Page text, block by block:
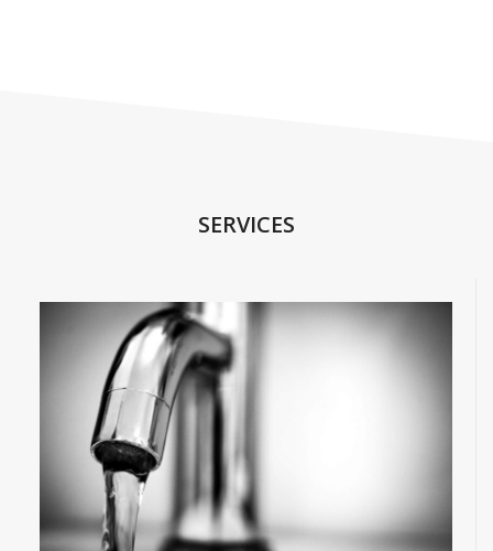
SERVICES